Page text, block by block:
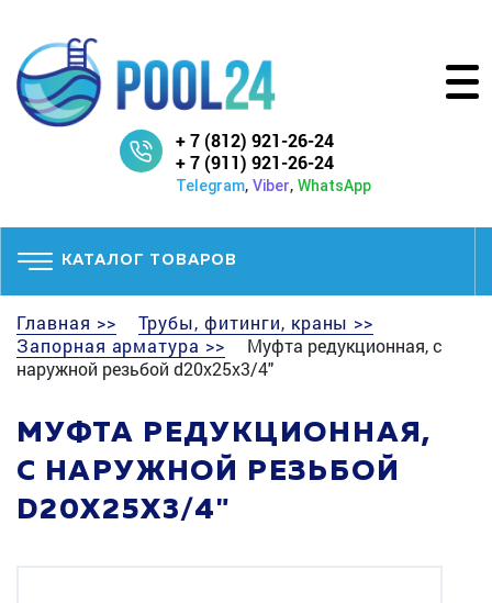
+ 7 (812) 921-26-24
+ 7 (911) 921-26-24
Telegram, Viber, WhatsApp
КАТАЛОГ ТОВАРОВ
Главная >>
Трубы, фитинги, краны >>
Запорная арматура >>
Муфта редукционная, с
наружной резьбой d20х25x3/4"
МУФТА РЕДУКЦИОННАЯ,
С НАРУЖНОЙ РЕЗЬБОЙ
D20Х25X3/4"